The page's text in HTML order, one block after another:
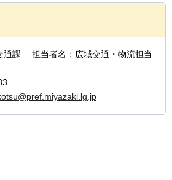
通課 担当者名：広域交通・物流担当